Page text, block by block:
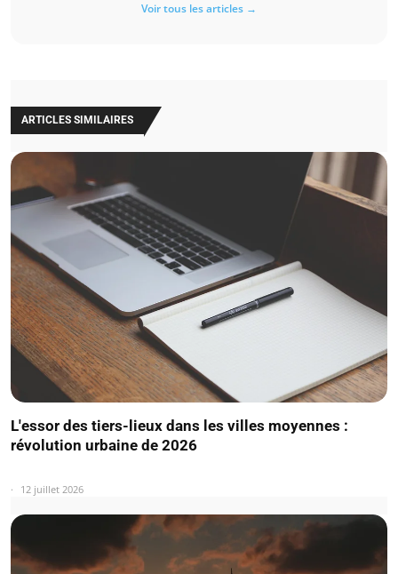
Voir tous les articles →
ARTICLES SIMILAIRES
L'essor des tiers-lieux dans les villes moyennes :
révolution urbaine de 2026
12 juillet 2026